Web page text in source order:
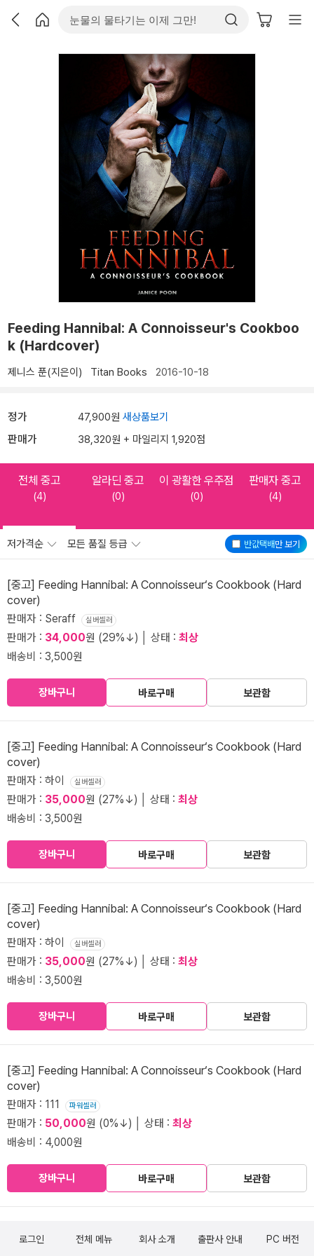
Feeding Hannibal: A Connoisseur's Cookboo
k (Hardcover)
제니스 푼(지은이) Titan Books 2016-10-18
정가 47,900원 새상품보기
판매가 38,320원 + 마일리지 1,920점
전체 중고
(4)
알라딘 중고
(0)
이 광활한 우주점
(0)
판매자 중고
(4)
반값택배만 보기
저가격순 모든 품질 등급
[중고] Feeding Hannibal: A Connoisseur‘s Cookbook (Hard
cover)
판매자 : Seraff 실버셀러
판매가 : 34,000원 (29%↓) │ 상태 : 최상
배송비 : 3,500원
장바구니 바로구매 보관함
[중고] Feeding Hannibal: A Connoisseur‘s Cookbook (Hard
cover)
판매자 : 하이 실버셀러
판매가 : 35,000원 (27%↓) │ 상태 : 최상
배송비 : 3,500원
장바구니 바로구매 보관함
[중고] Feeding Hannibal: A Connoisseur‘s Cookbook (Hard
cover)
판매자 : 하이 실버셀러
판매가 : 35,000원 (27%↓) │ 상태 : 최상
배송비 : 3,500원
장바구니 바로구매 보관함
[중고] Feeding Hannibal: A Connoisseur‘s Cookbook (Hard
cover)
판매자 : 111 파워셀러
판매가 : 50,000원 (0%↓) │ 상태 : 최상
배송비 : 4,000원
장바구니 바로구매 보관함
로그인 전체 메뉴 회사 소개 출판사 안내 PC 버전